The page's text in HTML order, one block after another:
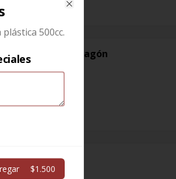
Diente de dragón
Jengibre
500cc.
$1.500